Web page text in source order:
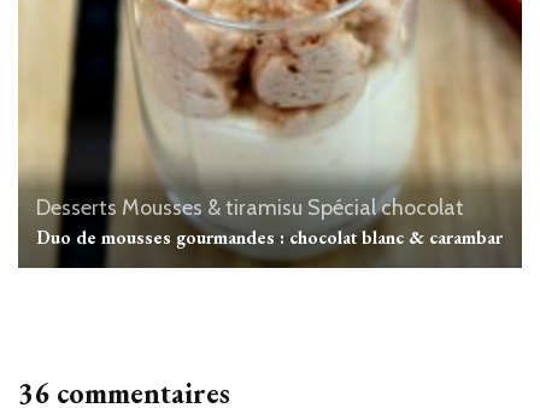
Desserts Mousses & tiramisu Spécial chocolat
Duo de mousses gourmandes : chocolat blanc & carambar
36 commentaires